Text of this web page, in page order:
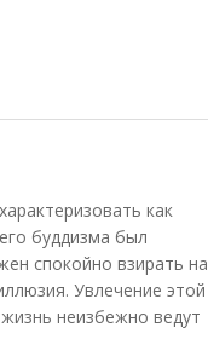
как
буддизма был
спокойно взирать на
Увлечение этой
неизбежно ведут